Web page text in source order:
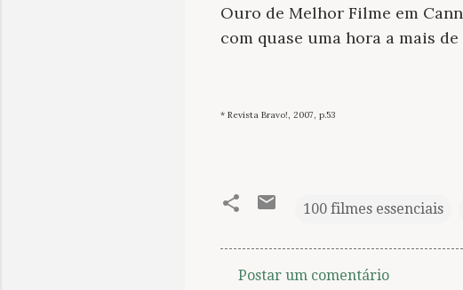
Ouro de Melhor Filme em
com quase uma hora a mais
* Revista Bravo!, 2007, p.53
100 filmes essenciais
Postar um comentário